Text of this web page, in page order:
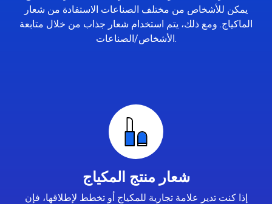
يمكن للأشخاص من مختلف الصناعات الاستفادة من شعار
الماكياج. ومع ذلك، يتم استخدام شعار جذاب من خلال متابعة
الأشخاص/الصناعات.
شعار منتج المكياج
إذا كنت تدير علامة تجارية للمكياج أو تخطط لإطلاقها، فإن